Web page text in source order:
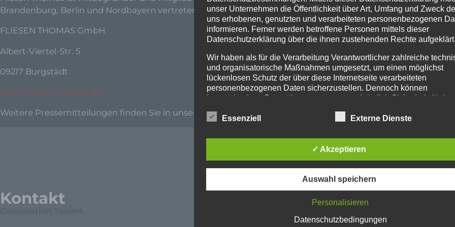
Brandenburg, Berlin und Nordbayern vertreten ist.
FLIESEN THOMAS GmbH
Albert-Viertel-Str. 5
09217 Burgstädt
www.fliesen-thomas.de
Weitere Pressemitteilungen finden Sie in unseremPressearchiv
Kontakt
unser Unternehmen die Öffentlichkeit über Art, Umfang und Zweck
uns erhobenen, genutzten und verarbeiteten personenbezogenen
informieren. Ferner werden betroffene Personen mittels dieser
Datenschutzerklärung über die ihnen zustehenden Rechte aufgeklärt.
Wir haben als für die Verarbeitung Verantwortlicher zahlreiche
und organisatorische Maßnahmen umgesetzt, um einen möglichst
lückenlosen Schutz der über diese Internetseite verarbeiteten
personenbezogenen Daten sicherzustellen. Dennoch können
Internetbasierte Datenübertragungen grundsätzlich Sicherheitslücken
Aus diesem Grund steht es jeder betroffenen Person frei,
telefonisch, an uns zu übermitteln.
Die Datenschutzerklärung beruht auf den Begrifflichkeiten, die durch
Europäischen Richtlinien- und Verordnungsgeber beim Erlass der
Datenschutzerklärung soll sowohl für die Öffentlichkeit als auch für
Kunden und Geschäftspartner einfach lesbar und verständlich sein.
dies zu gewährleisten, möchten wir vorab die verwendeten
Essenziell Externe Dienste
✓ Akzeptieren
Auswahl speichern
Personalisieren
Datenschutzbedingungen